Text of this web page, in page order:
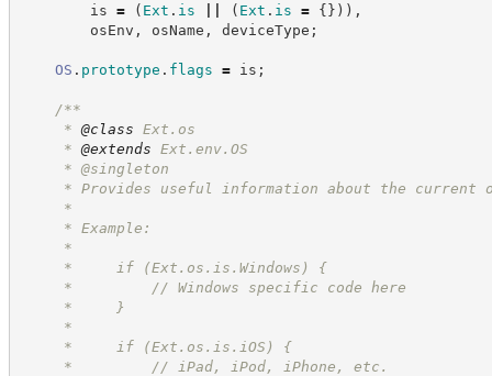
is = ( Ext . is ( Ext . is = {} ) ) ,
osEnv , osName , deviceType ;
OS . prototype . flags = is ;
/**
* @class Ext.os
* @extends Ext.env.OS
* @singleton
* Provides useful information about the current
*
* Example:
*
*     if (Ext.os.is.Windows) {
*         // Windows specific code here
*     }
*
*     if (Ext.os.is.iOS) {
*         // iPad, iPod, iPhone, etc.